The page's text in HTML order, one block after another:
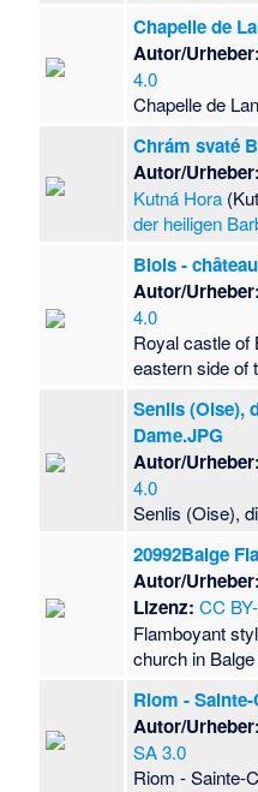
Chapelle de
Autor/Urheber:
4.0
Chapelle de
Chrám svaté
Autor/Urheber:
Kutná Hora
der heiligen
Blois -
Autor/Urheber:
4.0
Royal castle of
eastern side of
Senlis (Oise),
Dame.JPG
Autor/Urheber:
4.0
Senlis (Oise),
20992Balge
Autor/Urheber:
Lizenz: CC
Flamboyant
church in
Riom -
Autor/Urheber:
SA 3.0
Riom - Sainte-